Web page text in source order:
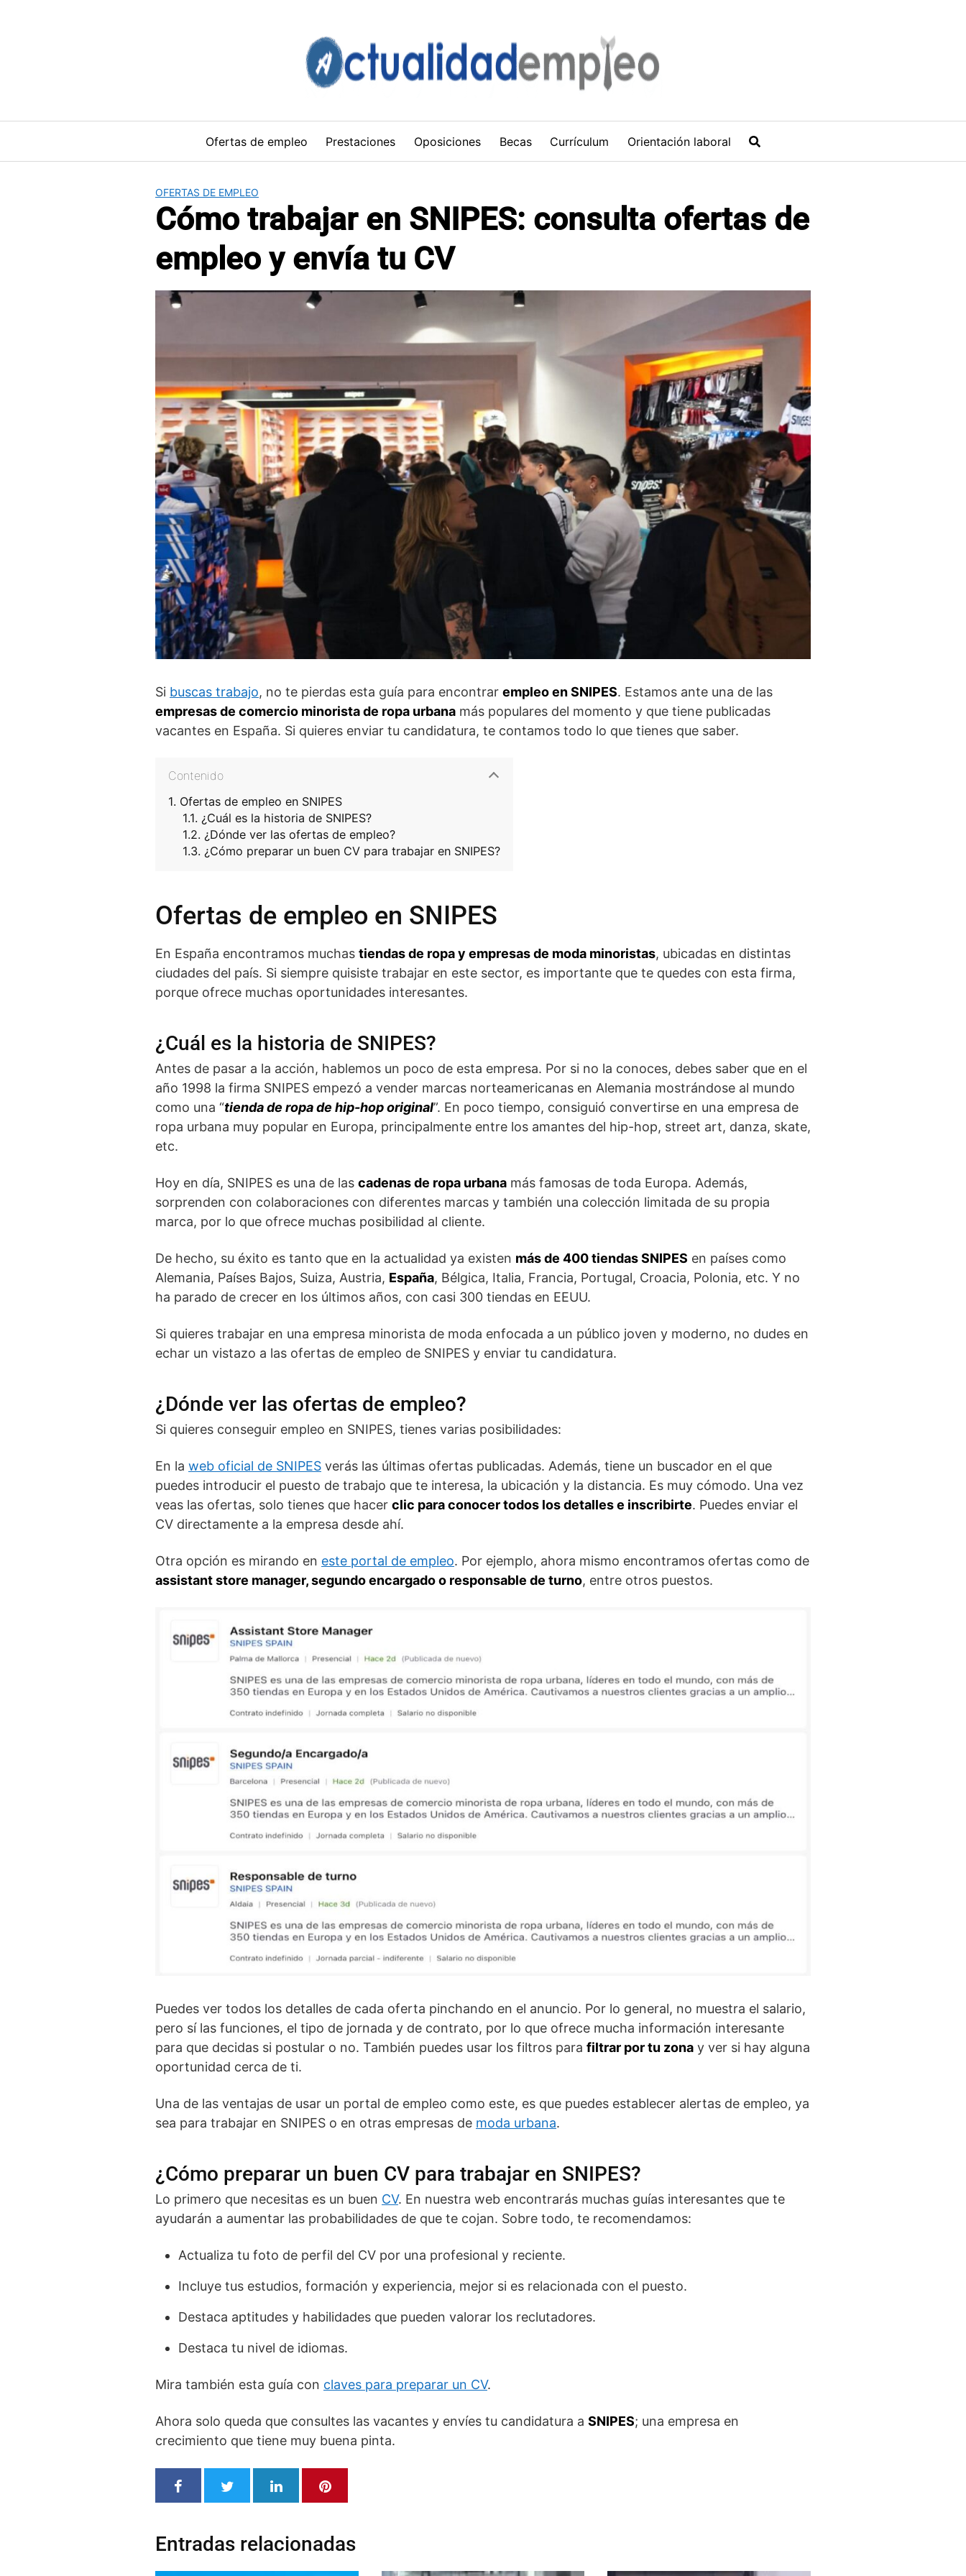
Ofertas de empleo Prestaciones Oposiciones Becas Currículum Orientación laboral
OFERTAS DE EMPLEO
Cómo trabajar en SNIPES: consulta ofertas de
empleo y envía tu CV
Si buscas trabajo, no te pierdas esta guía para encontrar empleo en SNIPES. Estamos ante una de las
empresas de comercio minorista de ropa urbana más populares del momento y que tiene publicadas
vacantes en España. Si quieres enviar tu candidatura, te contamos todo lo que tienes que saber.
Contenido
Ofertas de empleo en SNIPES
¿Cuál es la historia de SNIPES?
¿Dónde ver las ofertas de empleo?
¿Cómo preparar un buen CV para trabajar en SNIPES?
Ofertas de empleo en SNIPES
En España encontramos muchas tiendas de ropa y empresas de moda minoristas, ubicadas en distintas
ciudades del país. Si siempre quisiste trabajar en este sector, es importante que te quedes con esta firma,
porque ofrece muchas oportunidades interesantes.
¿Cuál es la historia de SNIPES?
Antes de pasar a la acción, hablemos un poco de esta empresa. Por si no la conoces, debes saber que en el
año 1998 la firma SNIPES empezó a vender marcas norteamericanas en Alemania mostrándose al mundo
como una “tienda de ropa de hip-hop original”. En poco tiempo, consiguió convertirse en una empresa de
ropa urbana muy popular en Europa, principalmente entre los amantes del hip-hop, street art, danza, skate,
etc.
Hoy en día, SNIPES es una de las cadenas de ropa urbana más famosas de toda Europa. Además,
sorprenden con colaboraciones con diferentes marcas y también una colección limitada de su propia
marca, por lo que ofrece muchas posibilidad al cliente.
De hecho, su éxito es tanto que en la actualidad ya existen más de 400 tiendas SNIPES en países como
Alemania, Países Bajos, Suiza, Austria, España, Bélgica, Italia, Francia, Portugal, Croacia, Polonia, etc. Y no
ha parado de crecer en los últimos años, con casi 300 tiendas en EEUU.
Si quieres trabajar en una empresa minorista de moda enfocada a un público joven y moderno, no dudes en
echar un vistazo a las ofertas de empleo de SNIPES y enviar tu candidatura.
¿Dónde ver las ofertas de empleo?
Si quieres conseguir empleo en SNIPES, tienes varias posibilidades:
En la web oficial de SNIPES verás las últimas ofertas publicadas. Además, tiene un buscador en el que
puedes introducir el puesto de trabajo que te interesa, la ubicación y la distancia. Es muy cómodo. Una vez
veas las ofertas, solo tienes que hacer clic para conocer todos los detalles e inscribirte. Puedes enviar el
CV directamente a la empresa desde ahí.
Otra opción es mirando en este portal de empleo. Por ejemplo, ahora mismo encontramos ofertas como de
assistant store manager, segundo encargado o responsable de turno, entre otros puestos.
Puedes ver todos los detalles de cada oferta pinchando en el anuncio. Por lo general, no muestra el salario,
pero sí las funciones, el tipo de jornada y de contrato, por lo que ofrece mucha información interesante
para que decidas si postular o no. También puedes usar los filtros para filtrar por tu zona y ver si hay alguna
oportunidad cerca de ti.
Una de las ventajas de usar un portal de empleo como este, es que puedes establecer alertas de empleo, ya
sea para trabajar en SNIPES o en otras empresas de moda urbana.
¿Cómo preparar un buen CV para trabajar en SNIPES?
Lo primero que necesitas es un buen CV. En nuestra web encontrarás muchas guías interesantes que te
ayudarán a aumentar las probabilidades de que te cojan. Sobre todo, te recomendamos:
Actualiza tu foto de perfil del CV por una profesional y reciente.
Incluye tus estudios, formación y experiencia, mejor si es relacionada con el puesto.
Destaca aptitudes y habilidades que pueden valorar los reclutadores.
Destaca tu nivel de idiomas.
Mira también esta guía con claves para preparar un CV.
Ahora solo queda que consultes las vacantes y envíes tu candidatura a SNIPES; una empresa en
crecimiento que tiene muy buena pinta.
Entradas relacionadas